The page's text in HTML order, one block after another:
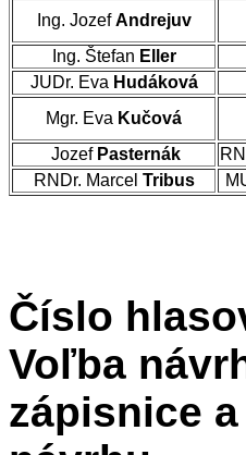
Ing. JozefAndrejuv
Ing. Štefan Eller
JUDr. Eva Hudáková
Mgr. Eva Kučová
Jozef Pasternák
RNDr. Marcel Tribus
Číslo
Voľba
zápisnice